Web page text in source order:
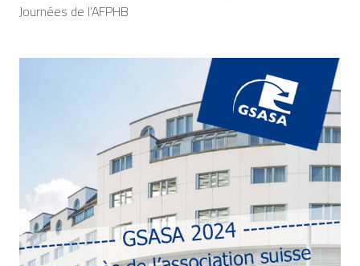
Journées de l’AFPHB